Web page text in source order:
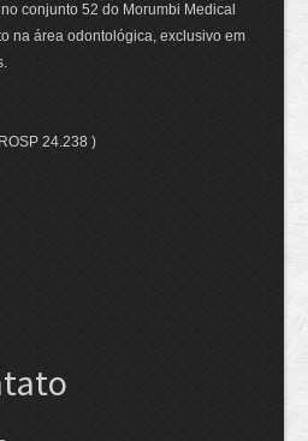
conjunto 52 do Morumbi Medical
na área odontológica, exclusivo em
24.238 )